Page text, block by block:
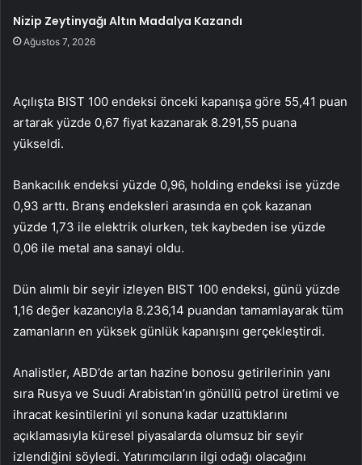
Nizip Zeytinyağı Altın Madalya Kazandı
Ağustos 7, 2026
Açılışta BIST 100 endeksi önceki kapanışa göre 55,41 puan
artarak yüzde 0,67 fiyat kazanarak 8.291,55 puana
yükseldi.
Bankacılık endeksi yüzde 0,96, holding endeksi ise yüzde
0,93 arttı. Branş endeksleri arasında en çok kazanan
yüzde 1,73 ile elektrik olurken, tek kaybeden ise yüzde
0,06 ile metal ana sanayi oldu.
Dün alımlı bir seyir izleyen BIST 100 endeksi, günü yüzde
1,16 değer kazancıyla 8.236,14 puandan tamamlayarak tüm
zamanların en yüksek günlük kapanışını gerçekleştirdi.
Analistler, ABD’de artan hazine bonosu getirilerinin yanı
sıra Rusya ve Suudi Arabistan’ın gönüllü petrol üretimi ve
ihracat kesintilerini yıl sonuna kadar uzattıklarını
açıklamasıyla küresel piyasalarda olumsuz bir seyir
izlendiğini söyledi. Yatırımcıların ilgi odağı olacağını